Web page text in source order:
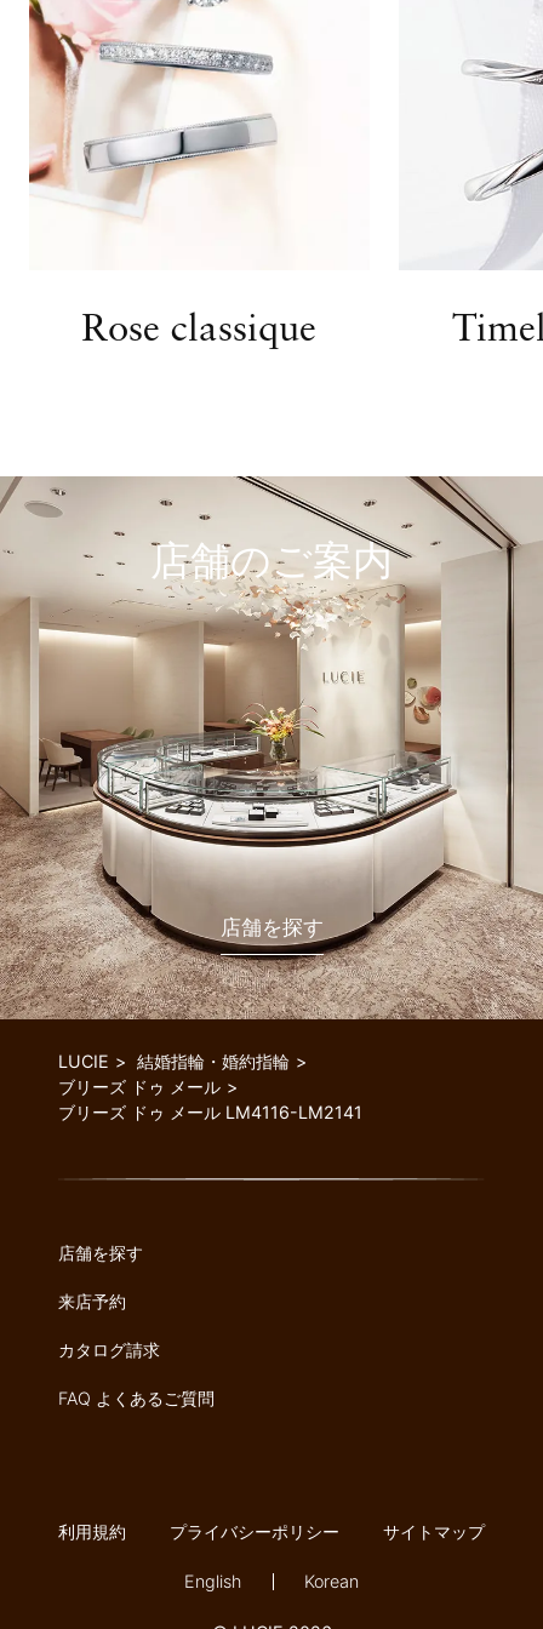
Rose classique
店舗のご案内
店舗を探す
LUCIE
結婚指輪・婚約指輪
ブリーズ ドゥ メール
ブリーズ ドゥ メール LM4116-LM2141
店舗を探す
来店予約
カタログ請求
FAQ よくあるご質問
利用規約 プライバシーポリシー サイトマップ
English Korean